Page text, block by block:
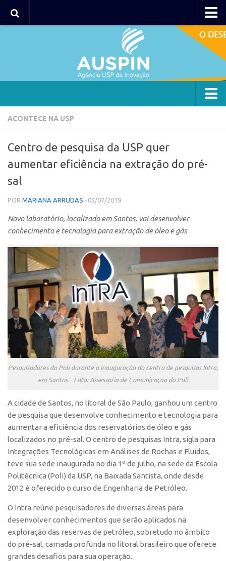
Agência
Coordenação
Polos
Polo Lorena
Polo Ribeirão Preto
Polo São Carlos
Programas
Bolsa Empreendedorismo
Bolsa Startup USP
PGI-USP
Conexão USP
Conexão Inter-USP
Leis e Normas
Portal do Inventor
Editais
Pesquisa na USP
EMBRAPIIs
CEPIDs
CPEs
PRPI/USP
InovaUSP
Comunicação
ACONTECE NA USP
Centro de pesquisa da USP quer
aumentar eficiência na extração do pré-
sal
POR MARIANA ARRUDAS · 05/07/2019
Novo laboratório, localizado em Santos, vai desenvolver
conhecimento e tecnologia para extração de óleo e gás
Pesquisadores da Poli durante a inauguração do centro de pesquisas Intra,
em Santos – Foto: Assessoria de Comunicação da Poli
A cidade de Santos, no litoral de São Paulo, ganhou um centro
de pesquisa que desenvolve conhecimento e tecnologia para
aumentar a eficiência dos reservatórios de óleo e gás
localizados no pré-sal. O centro de pesquisas Intra, sigla para
Integrações Tecnológicas em Análises de Rochas e Fluidos,
teve sua sede inaugurada no dia 1º de julho, na sede da Escola
Politécnica (Poli) da USP, na Baixada Santista, onde desde
2012 é oferecido o curso de Engenharia de Petróleo.
O Intra reúne pesquisadores de diversas áreas para
desenvolver conhecimentos que serão aplicados na
exploração das reservas de petróleo, sobretudo no âmbito
do pré-sal, camada profunda no litoral brasileiro que oferece
grandes desafios para sua operação.